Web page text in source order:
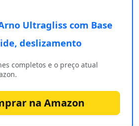
Ultragliss com Base
deslizamento
completos e o preço atual
na Amazon